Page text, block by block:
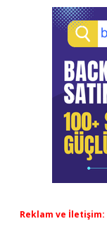
Reklam ve İletişim: